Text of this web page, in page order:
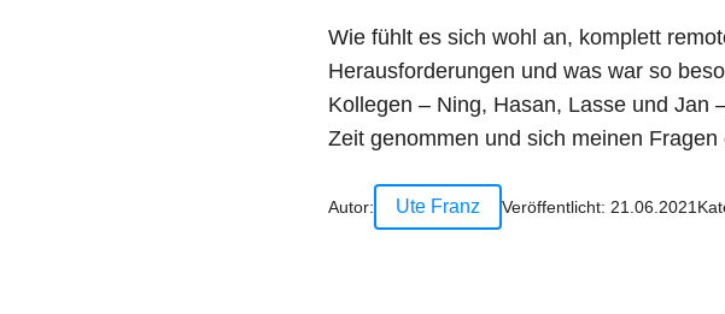
Trainings
Wie fühlt es sich wohl an, komplett
Herausforderungen und was war so
Kollegen – Ning, Hasan, Lasse und Jan
Zeit genommen und sich meinen Fragen
Autor: Ute Franz Veröffentlicht: 21.06.2021